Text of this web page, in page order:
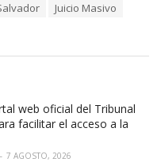
Juicio Masivo
web oficial del Tribunal
facilitar el acceso a la
7 AGOSTO, 2026